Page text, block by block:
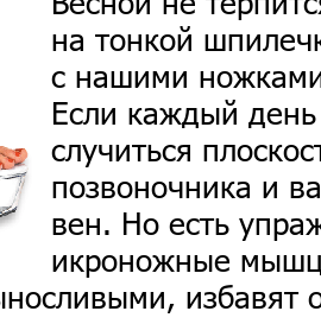
на тонкой
с нашими
Если каждый
случиться
позвоночника и
вен. Но есть
икроножные
избавят